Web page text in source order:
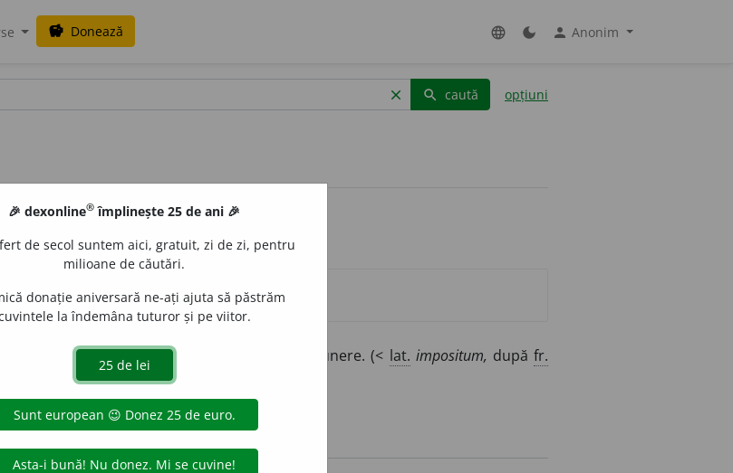
savings Donează language dark_mode person Anonim
clear search caută opțiuni
bani sau în produse, stabilită prin lege; impunere. (< lat. impositum, dupăfr.
acțiuni
🎉 dexonline® împlinește 25 de ani 🎉
de secol suntem aici, gratuit, zi de zi, pentru
milioane de căutări.
donație aniversară ne-ați ajuta să păstrăm
la îndemâna tuturor și pe viitor.